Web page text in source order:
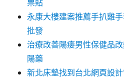
票貼
永康大樓建案推薦手扒雞
批發
治療改善陽痿男性保健品
陽藥
新北床墊找到台北網頁設